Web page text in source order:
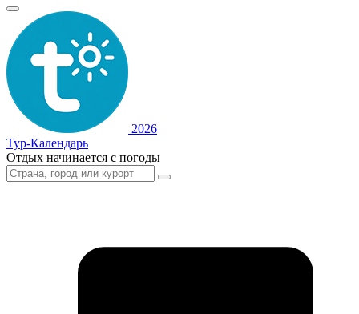
2026
Тур-Календарь
Отдых начинается с погоды